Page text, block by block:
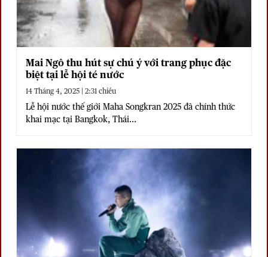
Mai Ngô thu hút sự chú ý với trang phục đặc
biệt tại lễ hội té nước
14 Tháng 4, 2025 | 2:31 chiều
Lễ hội nước thế giới Maha Songkran 2025 đã chính thức
khai mạc tại Bangkok, Thái...